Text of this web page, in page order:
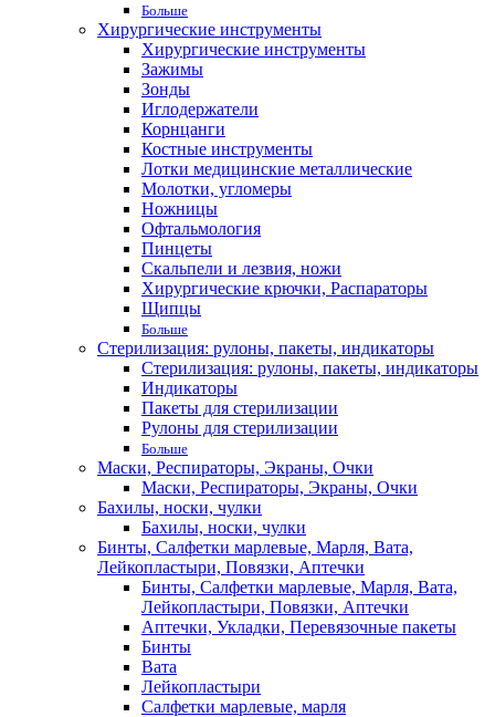
Больше
Хирургические инструменты
Хирургические инструменты
Зажимы
Зонды
Иглодержатели
Корнцанги
Костные инструменты
Лотки медицинские металлические
Молотки, угломеры
Ножницы
Офтальмология
Пинцеты
Скальпели и лезвия, ножи
Хирургические крючки, Распараторы
Щипцы
Больше
Стерилизация: рулоны, пакеты, индикаторы
Стерилизация: рулоны, пакеты, индикаторы
Индикаторы
Пакеты для стерилизации
Рулоны для стерилизации
Больше
Маски, Респираторы, Экраны, Очки
Маски, Респираторы, Экраны, Очки
Бахилы, носки, чулки
Бахилы, носки, чулки
Бинты, Салфетки марлевые, Марля, Вата,
Лейкопластыри, Повязки, Аптечки
Бинты, Салфетки марлевые, Марля, Вата,
Лейкопластыри, Повязки, Аптечки
Аптечки, Укладки, Перевязочные пакеты
Бинты
Вата
Лейкопластыри
Салфетки марлевые, марля